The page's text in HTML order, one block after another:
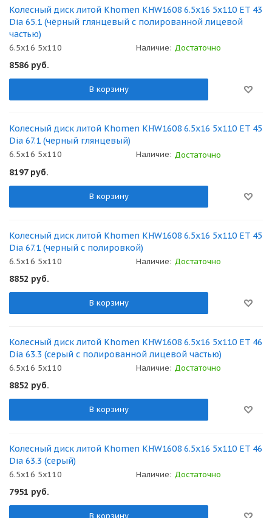
Колесный диск литой Khomen KHW1608 6.5x16 5x110 ET 43
Dia 65.1 (чёрный глянцевый с полированной лицевой
частью)
6.5x16 5x110 Наличие: Достаточно
8586 руб.
В корзину
Колесный диск литой Khomen KHW1608 6.5x16 5x110 ET 45
Dia 67.1 (черный глянцевый)
6.5x16 5x110 Наличие: Достаточно
8197руб.
В корзину
Колесный диск литой Khomen KHW1608 6.5x16 5x110 ET 45
Dia 67.1 (черный с полировкой)
6.5x16 5x110 Наличие: Достаточно
8852 руб.
В корзину
Колесный диск литой Khomen KHW1608 6.5x16 5x110 ET 46
Dia 63.3 (серый с полированной лицевой частью)
6.5x16 5x110 Наличие: Достаточно
8852 руб.
В корзину
Колесный диск литой Khomen KHW1608 6.5x16 5x110 ET 46
Dia 63.3 (серый)
6.5x16 5x110 Наличие: Достаточно
7951 руб.
В корзину